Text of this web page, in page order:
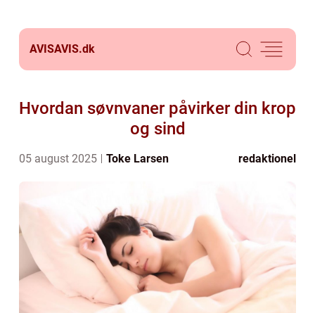
AVISAVIS.dk
Hvordan søvnvaner påvirker din krop
og sind
05 august 2025 Toke Larsen redaktionel